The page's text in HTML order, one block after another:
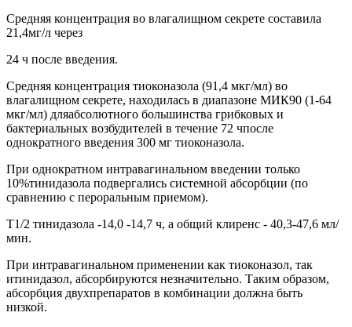
Средняя концентрация во влагалищном секрете составила
21,4мг/л через
24 ч после введения.
Средняя концентрация тиоконазола (91,4 мкг/мл) во
влагалищном секрете, находилась в диапазоне МИК90 (1-64
мкг/мл) дляабсолютного большинства грибковых и
бактериальных возбудителей в течение 72 чпосле
однократного введения 300 мг тиоконазола.
При однократном интравагинальном введении только
10%тинидазола подвергались системной абсорбции (по
сравнению с пероральным приемом).
Т1/2 тинидазола -14,0 -14,7 ч, а общий клиренс - 40,3-47,6 мл/
мин.
При интравагинальном применении как тиоконазол, так
итинидазол, абсорбируются незначительно. Таким образом,
абсорбция двухпрепаратов в комбинации должна быть
низкой.